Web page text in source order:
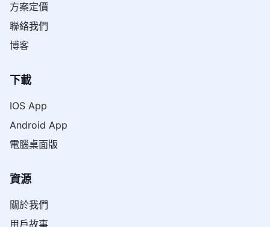
方案定價
聯絡我們
博客
下載
IOS App
Android App
電腦桌面版
資源
關於我們
用戶故事